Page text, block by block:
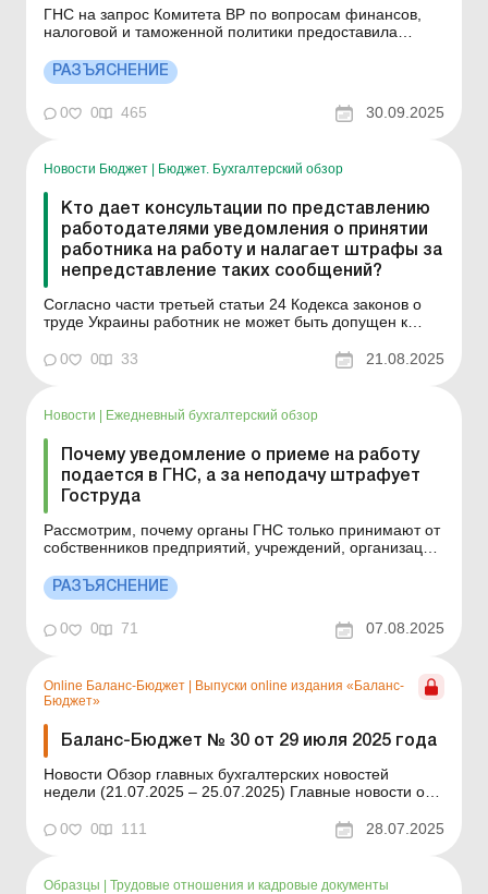
ГНС на запрос Комитета ВР по вопросам финансов,
налоговой и таможенной политики предоставила
налогового законодательства Украины. Больше по
теме: ГНС отвечает на актуальные вопросы
налогоплательщиков: письмо от 18.09.2025 ГНС
отвечает на актуальны...
РАЗЪЯСНЕНИЕ
0 0 465 30.09.2025
Новости Бюджет Бюджет. Бухгалтерский обзор
Кто дает консультации по представлению
работодателями уведомления о принятии
работника на работу и налагает штрафы за
непредставление таких сообщений?
Согласно части третьей статьи 24 Кодекса законов о
труде Украины работник не может быть допущен к
оформленного приказом или распоряжением
собственника или уполномоченного им органа, и
власти по вопросам обеспече...
0 0 33 21.08.2025
Новости Ежедневный бухгалтерский обзор
Почему уведомление о приеме на работу
подается в ГНС, а за неподачу штрафует
Гоструда
Рассмотрим, почему органы ГНС только принимают от
собственников предприятий, учреждений, организаций
уведомление о приеме работника на работу/
заключении гиг-контракта или прекращении трудового
договора с домашним работником, однако не
регулируют вопросы т...
РАЗЪЯСНЕНИЕ
0 0 71 07.08.2025
Online Баланс-Бюджет | Выпуски online издания «Баланс-
Бюджет»
Баланс-Бюджет № 30 от 29 июля 2025 года
Новости Обзор главных бухгалтерских новостей
недели (21.07.2025 – 25.07.2025) Главные новости о
обновляется ежедневно Содержание номера
...
0 0 111 28.07.2025
Образцы | Трудовые отношения и кадровые документы